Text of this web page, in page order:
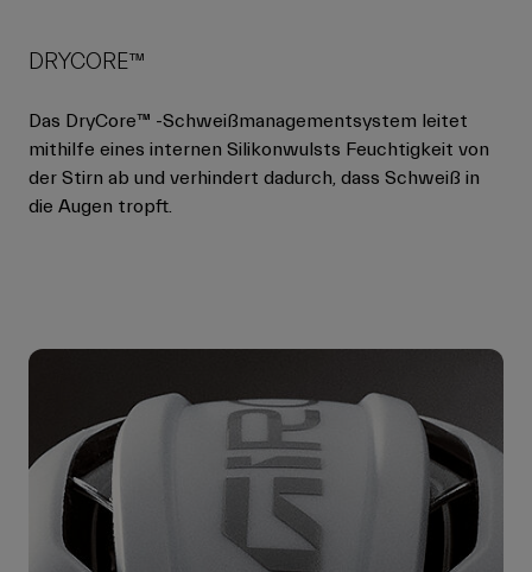
DRYCORE™
Das DryCore™ -Schweißmanagementsystem leitet
mithilfe eines internen Silikonwulsts Feuchtigkeit von
der Stirn ab und verhindert dadurch, dass Schweiß in
die Augen tropft.